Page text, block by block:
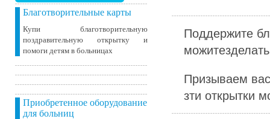
Благотворительные карты
Купи благотворительную
поздравительную открытку и
помоги детям в больницах
Приобретенное оборудование
для больниц
Поддержите
Призываем
зти открытки